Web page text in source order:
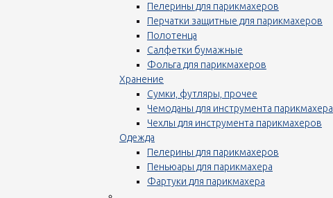
Пелерины для парикмахеров
Перчатки защитные для парикмахеров
Полотенца
Салфетки бумажные
Фольга для парикмахеров
Хранение
Сумки, футляры, прочее
Чемоданы для инструмента парикмахера
Чехлы для инструмента парикмахеров
Одежда
Пелерины для парикмахеров
Пеньюары для парикмахера
Фартуки для парикмахера